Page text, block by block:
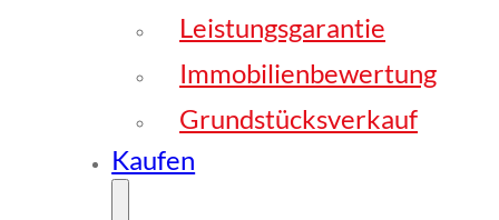
Leistungsgarantie
Immobilienbewertung
Grundstücksverkauf
Kaufen